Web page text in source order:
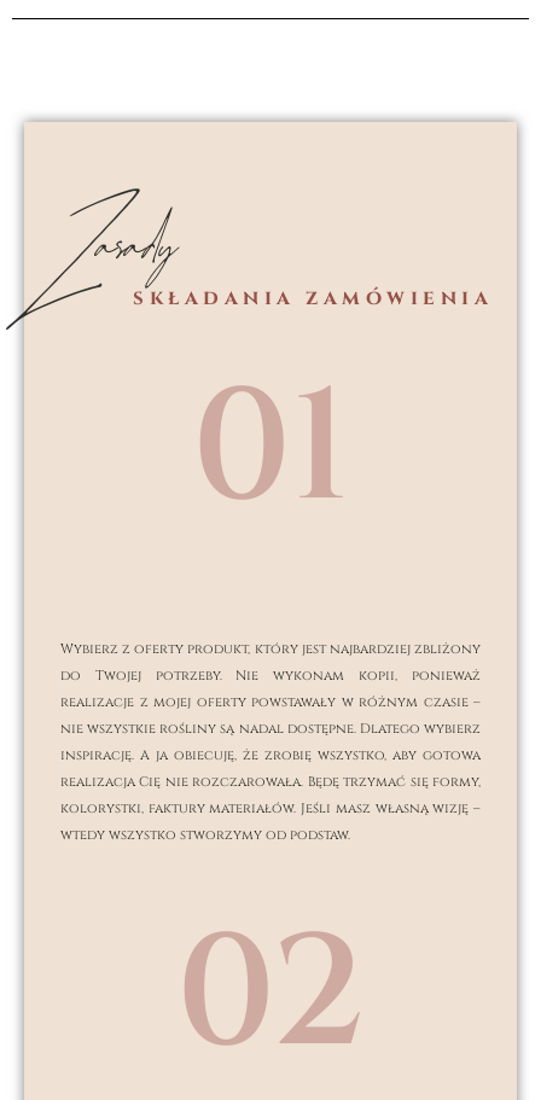
Zasadyskładania zamówienia
01
Wybierz z oferty produkt, który jest najbardziej zbliżony
do Twojej potrzeby. Nie wykonam kopii, ponieważ
realizacje z mojej oferty powstawały w różnym czasie –
nie wszystkie rośliny są nadal dostępne. Dlatego wybierz
inspirację. A ja obiecuję, że zrobię wszystko, aby gotowa
realizacja Cię nie rozczarowała. Będę trzymać się formy,
kolorystki, faktury materiałów. Jeśli masz własną wizję –
wtedy wszystko stworzymy od podstaw.
02